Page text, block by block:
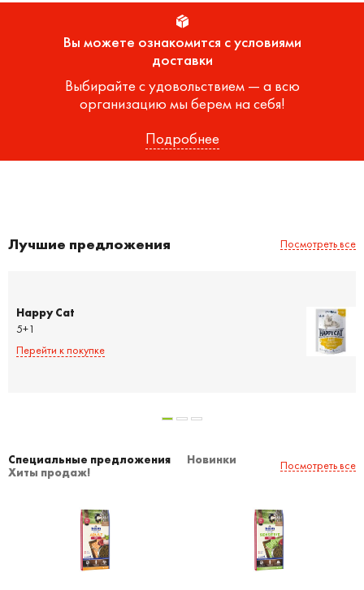
Вы можете ознакомится с условиями
доставки
Выбирайте с удовольствием — а всю
организацию мы берем на себя!
Подробнее
Лучшие предложения Посмотреть все
Happy Cat
5+1
Перейти к покупке
Специальные предложения
Новинки
Хиты продаж!
Посмотреть все